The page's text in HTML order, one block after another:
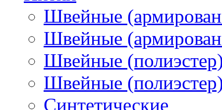
Швейные
Швейные
Швейные
Швейные
Синтетические